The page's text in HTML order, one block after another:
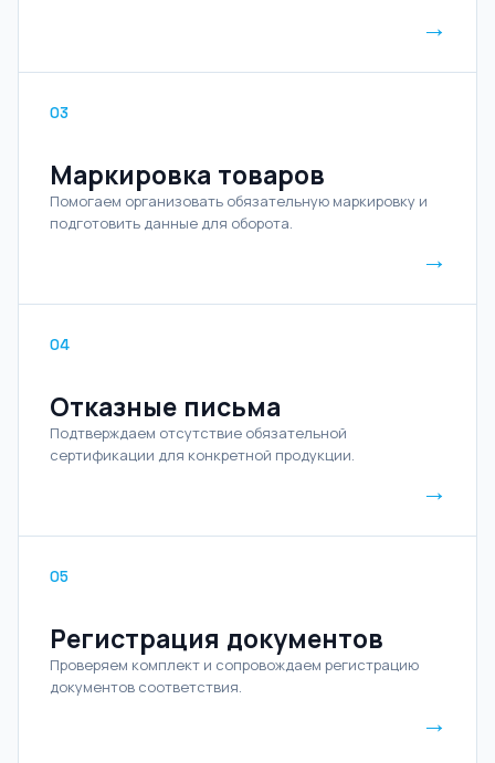
→
03
Маркировка товаров
Помогаем организовать обязательную маркировку и
подготовить данные для оборота.
→
04
Отказные письма
Подтверждаем отсутствие обязательной
сертификации для конкретной продукции.
→
05
Регистрация документов
Проверяем комплект и сопровождаем регистрацию
документов соответствия.
→